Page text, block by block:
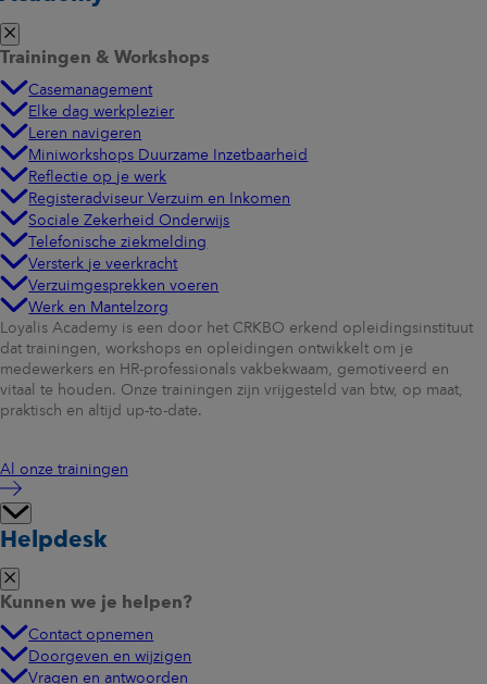
Trainingen & Workshops
Casemanagement
Elke dag werkplezier
Leren navigeren
Miniworkshops Duurzame Inzetbaarheid
Reflectie op je werk
Registeradviseur Verzuim en Inkomen
Sociale Zekerheid Onderwijs
Telefonische ziekmelding
Versterk je veerkracht
Verzuimgesprekken voeren
Werk en Mantelzorg
Loyalis Academy is een door het CRKBO erkend opleidingsinstituut
dat trainingen, workshops en opleidingen ontwikkelt om je
medewerkers en HR-professionals vakbekwaam, gemotiveerd en
vitaal te houden. Onze trainingen zijn vrijgesteld van btw, op maat,
praktisch en altijd up-to-date.
Al onze trainingen
Helpdesk
Kunnen we je helpen?
Contact opnemen
Doorgeven en wijzigen
Vragen en antwoorden